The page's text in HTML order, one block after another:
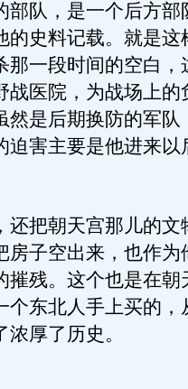
部队，是一个后方部
的史料记载。就是这
那一段时间的空白，
战医院，为战场上的
然是后期换防的军队
迫害主要是他进来以
把朝天宫那儿的文
房子空出来，也作为
摧残。这个也是在朝
个东北人手上买的，
厚了历史。